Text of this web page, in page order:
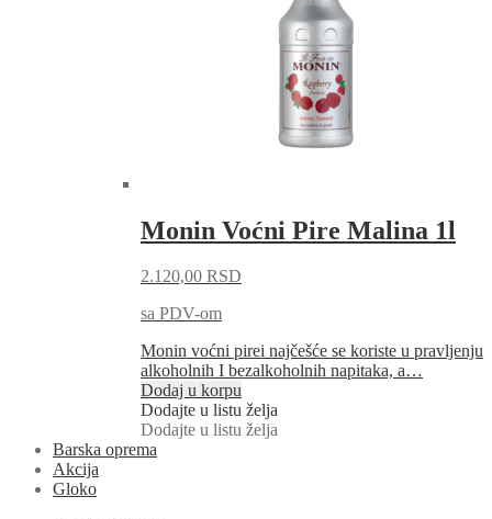
Monin Voćni Pire Malina 1l
2.120,00 RSD
sa PDV-om
Monin voćni pirei najčešće se koriste u pravljenju
alkoholnih I bezalkoholnih napitaka, a…
Dodaj u korpu
Dodajte u listu želja
Dodajte u listu želja
Barska oprema
Akcija
Gloko